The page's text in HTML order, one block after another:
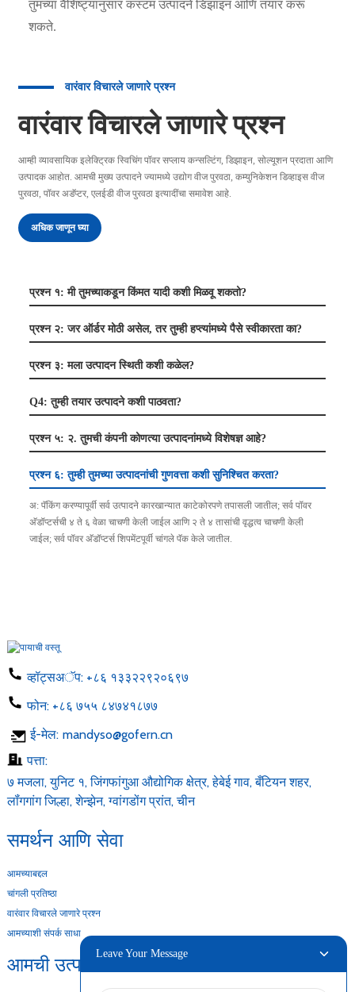
तुमच्या वैशिष्ट्यांनुसार कस्टम उत्पादने डिझाइन आणि तयार करू
शकते.
वारंवार विचारले जाणारे प्रश्न
वारंवार विचारले जाणारे प्रश्न
आम्ही व्यावसायिक इलेक्ट्रिक स्विचिंग पॉवर सप्लाय कन्सल्टिंग, डिझाइन, सोल्यूशन प्रदाता आणि
उत्पादक आहोत. आमची मुख्य उत्पादने ज्यामध्ये उद्योग वीज पुरवठा, कम्युनिकेशन डिव्हाइस वीज
पुरवठा, पॉवर अडॅप्टर, एलईडी वीज पुरवठा इत्यादींचा समावेश आहे.
अधिक जाणून घ्या
प्रश्न १: मी तुमच्याकडून किंमत यादी कशी मिळवू शकतो?
प्रश्न २: जर ऑर्डर मोठी असेल, तर तुम्ही हप्त्यांमध्ये पैसे स्वीकारता का?
प्रश्न ३: मला उत्पादन स्थिती कशी कळेल?
Q4: तुम्ही तयार उत्पादने कशी पाठवता?
प्रश्न ५: २. तुमची कंपनी कोणत्या उत्पादनांमध्ये विशेषज्ञ आहे?
प्रश्न ६: तुम्ही तुमच्या उत्पादनांची गुणवत्ता कशी सुनिश्चित करता?
अ: पॅकिंग करण्यापूर्वी सर्व उत्पादने कारखान्यात काटेकोरपणे तपासली जातील; सर्व पॉवर
अ‍ॅडॉप्टर्सची ४ ते ६ वेळा चाचणी केली जाईल आणि २ ते ४ तासांची वृद्धत्व चाचणी केली
जाईल; सर्व पॉवर अ‍ॅडॉप्टर्स शिपमेंटपूर्वी चांगले पॅक केले जातील.
व्हॉट्सअॅप: +८६ १३३२२९२०६९७
फोन: +८६ ७५५ ८४७४१८७७
ई-मेल: mandyso@gofern.cn
पत्ता:
७ मजला, युनिट १, जिंगफांगुआ औद्योगिक क्षेत्र, हेबेई गाव, बँटियन शहर,
लॉंगगांग जिल्हा, शेन्झेन, ग्वांगडोंग प्रांत, चीन
समर्थन आणि सेवा
आमच्याबद्दल
चांगली प्रतिष्ठा
वारंवार विचारले जाणारे प्रश्न
आमच्याशी संपर्क साधा
आमची उत्पादने
Leave Your Message